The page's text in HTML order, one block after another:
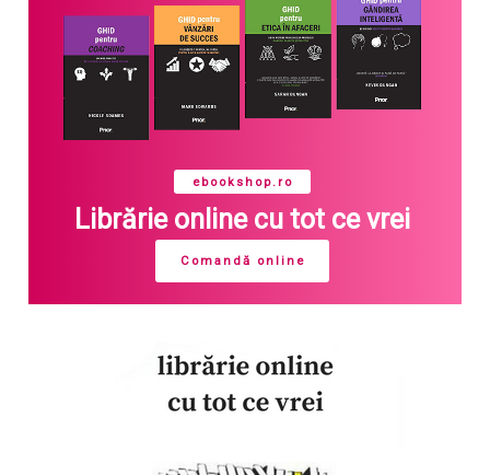
ebookshop.ro
Librărie online cu tot ce vrei
Comandă online